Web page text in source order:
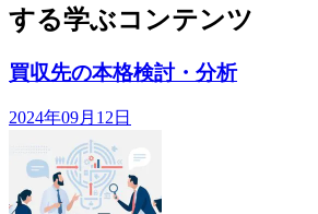
する学ぶコンテンツ
買収先の本格検討・分析
2024年09月12日